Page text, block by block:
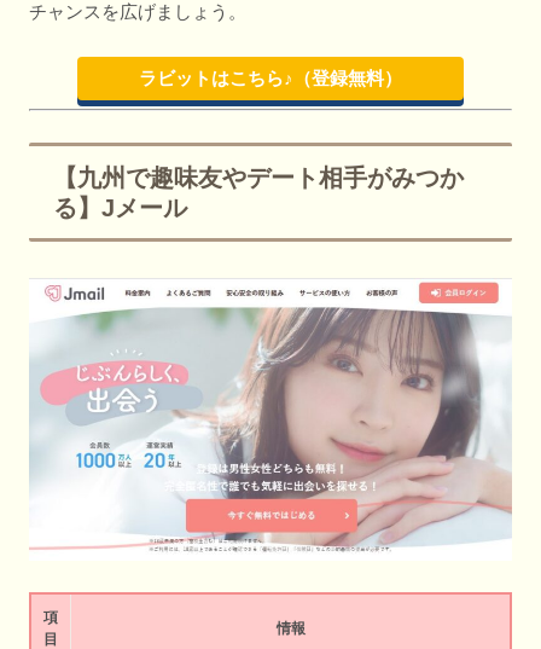
チャンスを広げましょう。
ラビットはこちら♪（登録無料）
【九州で趣味友やデート相手がみつか
る】Jメール
項
目
情報